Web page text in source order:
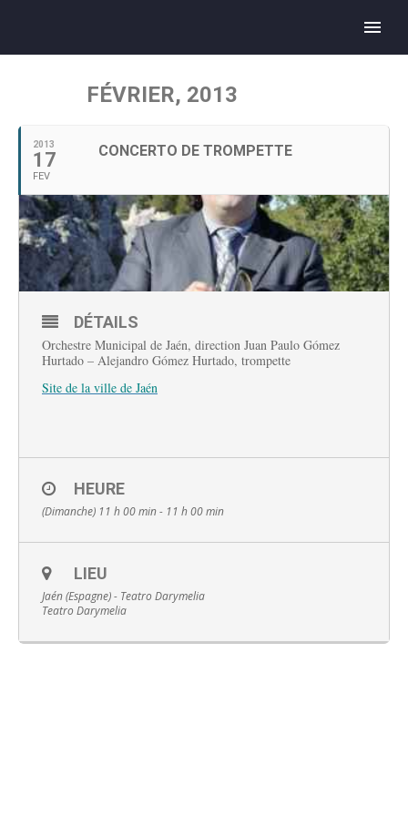
Français
FÉVRIER, 2013
2013
17
FEV
CONCERTO DE TROMPETTE
DÉTAILS
Orchestre Municipal de Jaén, direction Juan Paulo Gómez
Hurtado – Alejandro Gómez Hurtado, trompette
Site de la ville de Jaén
HEURE
(Dimanche) 11 h 00 min - 11 h 00 min
LIEU
Jaén (Espagne) - Teatro Darymelia
Teatro Darymelia